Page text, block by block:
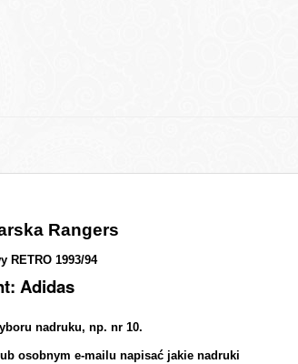
Rangers
RETRO 1993/94
Adidas
nadruku, np. nr 10.
osobnym e-mailu napisać jakie nadruki